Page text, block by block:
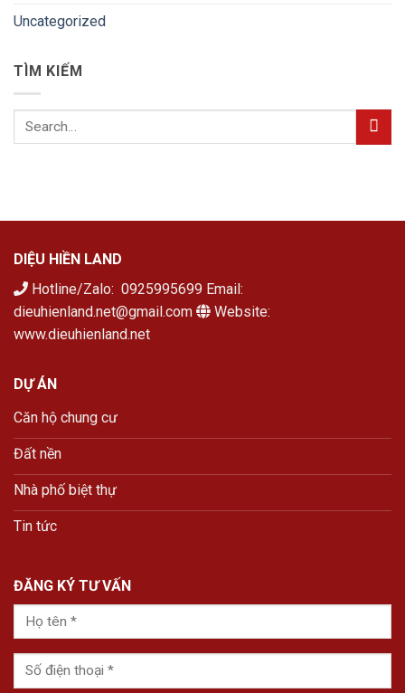
Uncategorized
TÌM KIẾM
DIỆU HIỀN LAND
Hotline/Zalo: 0925995699 Email:
dieuhienland.net@gmail.com
Website:
www.dieuhienland.net
DỰ ÁN
Căn hộ chung cư
Đất nền
Nhà phố biệt thự
Tin tức
ĐĂNG KÝ TƯ VẤN